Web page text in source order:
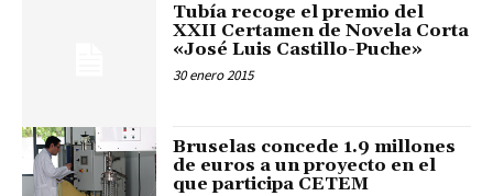
Tubía recoge el premio del
XXII Certamen de Novela Corta
«José Luis Castillo-Puche»
30 enero 2015
Bruselas concede 1.9 millones
de euros a un proyecto en el
que participa CETEM